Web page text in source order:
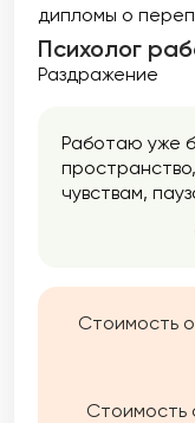
дипломы о
Психолог
Раздражение
Работаю уже
чувствам,
аккуратно,
Стоимость
Стоимость